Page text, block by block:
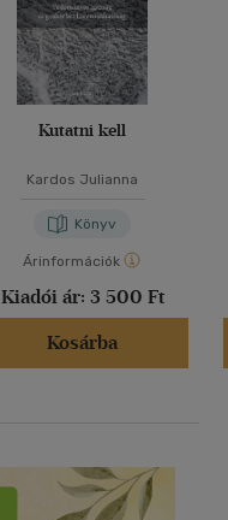
Kutatni kell
Kardos Julianna
Könyv
Árinformációk
Kiadói ár: 3 500 Ft
Kosárba